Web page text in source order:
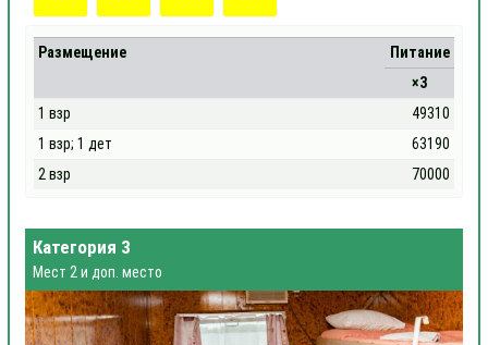
Размещение
Питание
×3
1 взр
49310
1 взр; 1 дет
63190
2 взр
70000
Категория 3
Мест 2 и доп. место